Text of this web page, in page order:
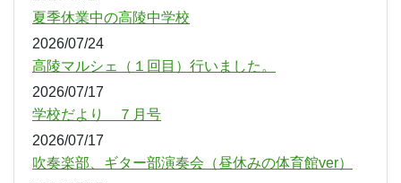
RSS2.0
2026/08/05
2026/07/29
2026/07/27